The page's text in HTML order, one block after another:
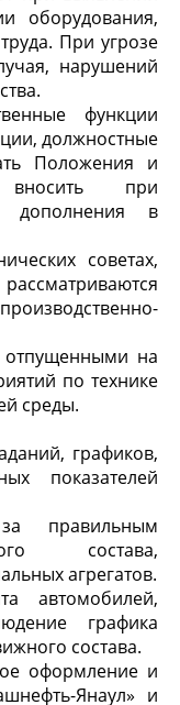
оборудования,
При угрозе
нарушений
функции
должностные
Положения и
вносить при
дополнения в
советах,
на
по технике
среды.
графиков,
показателей
правильным
состава,
агрегатов.
автомобилей,
графика
состава.
оформление и
Янаул» и